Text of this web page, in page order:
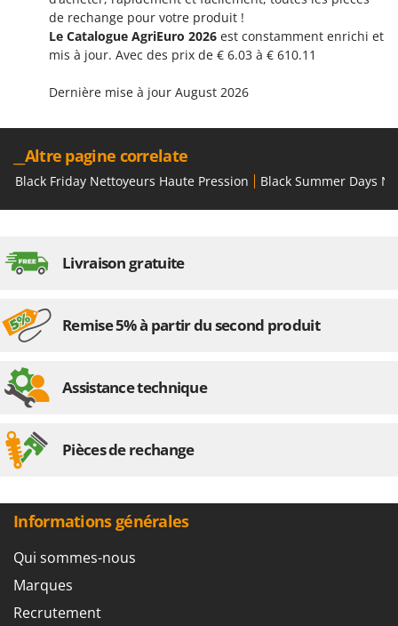
de rechange pour votre produit !
Le Catalogue AgriEuro 2026 est constamment enrichi et
mis à jour. Avec des prix de € 6.03 à € 610.11
Dernière mise à jour August 2026
__Altre pagine correlate
Black Friday Nettoyeurs Haute Pression Black Summer Days
Livraison gratuite
Remise 5% à partir du second produit
Assistance technique
Pièces de rechange
Informations générales
Qui sommes-nous
Marques
Recrutement